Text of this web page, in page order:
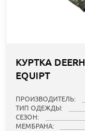
КУРТКА
EQUIPT
ПРОИЗВОДИТЕЛЬ:
ТИП ОДЕЖДЫ:
СЕЗОН:
МЕМБРАНА: